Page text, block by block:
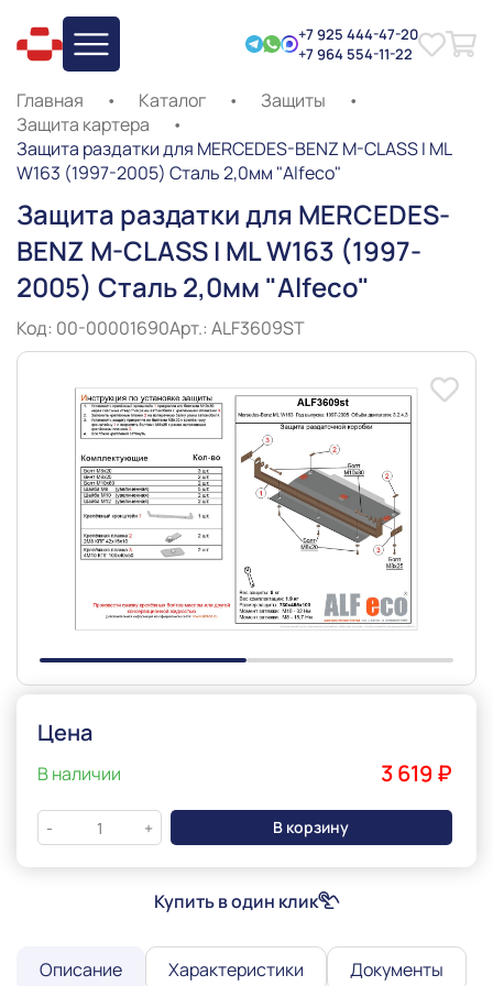
+7 925 444-47-20
+7 964 554-11-22
Главная • Каталог • Защиты
•
Защита картера
•
Защита раздатки для MERCEDES-BENZ M-CLASS I ML
W163 (1997-2005) Сталь 2,0мм "Alfeco"
Защита раздатки для MERCEDES-
BENZ M-CLASS I ML W163 (1997-
2005) Сталь 2,0мм "Alfeco"
Код: 00-00001690Арт.: ALF3609ST
Slide 1 of 2
Цена
В наличии 3 619 ₽
- + В корзину
Купить в один клик
Описание Характеристики
Документы